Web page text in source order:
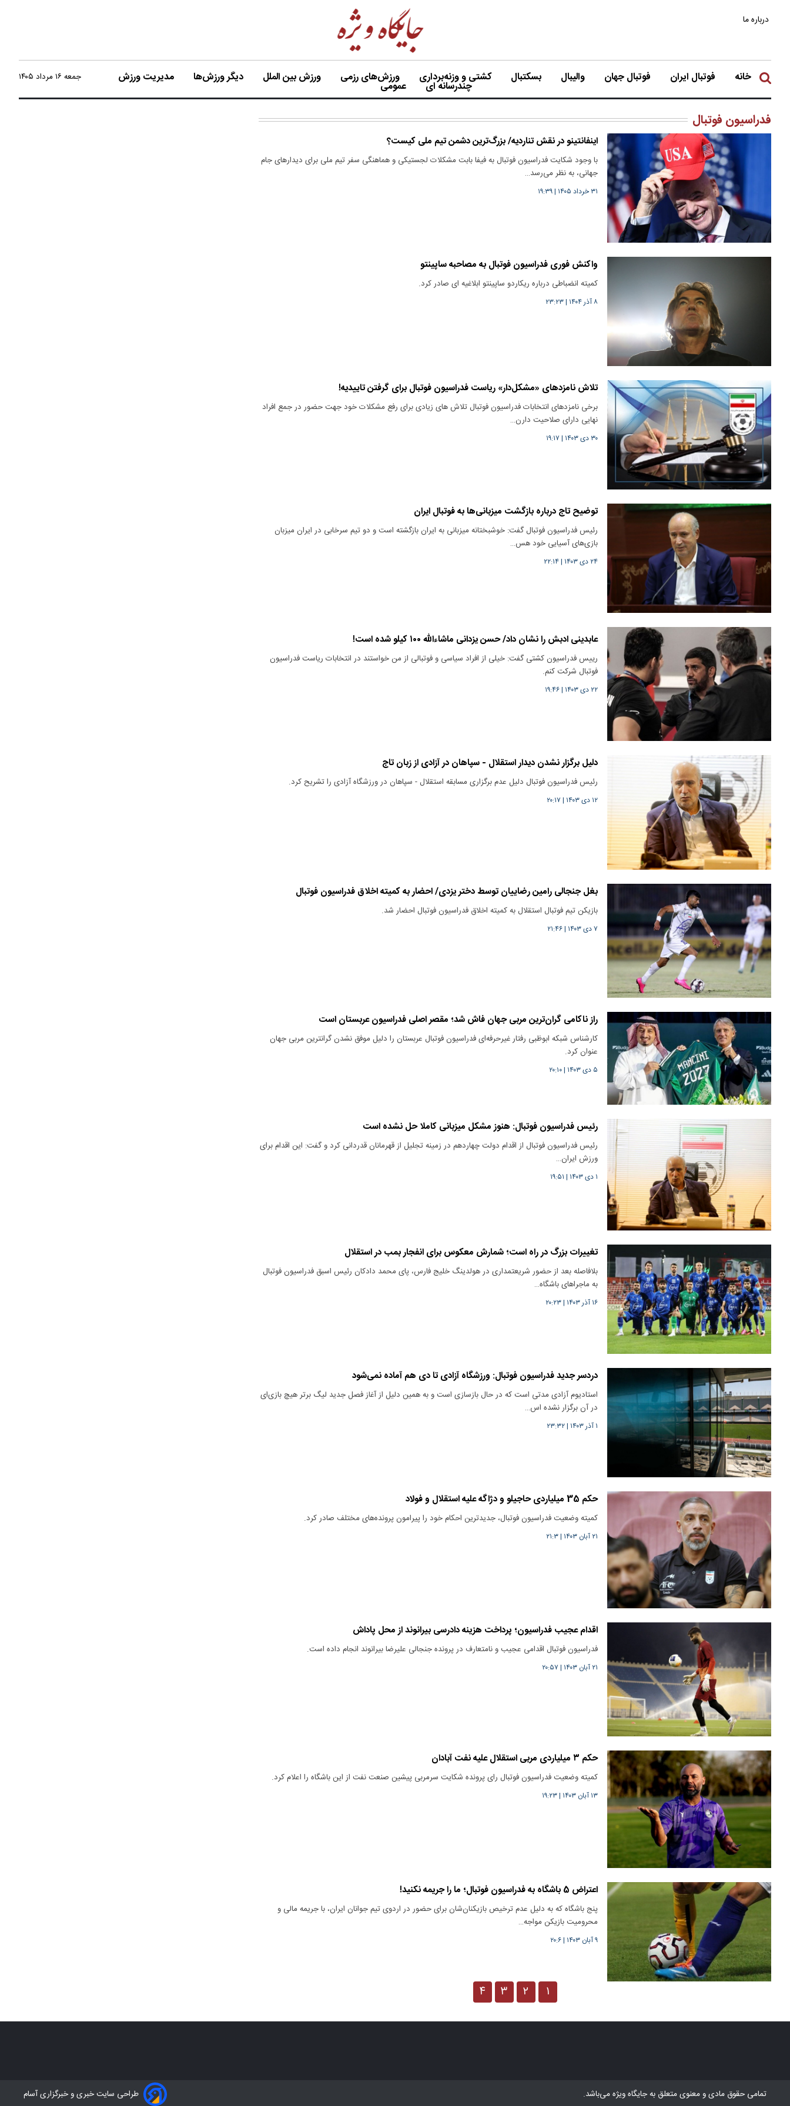
درباره ما
خانه فوتبال ایران فوتبال جهان والیبال بسکتبال کشتی و وزنه‌برداری ورزش‌های رزمی ورزش بین الملل دیگر ورزش‌ها مدیریت ورزش
چندرسانه ای عمومی
جمعه ۱۶ مرداد ۱۴۰۵
فدراسیون فوتبال
اینفانتینو در نقش تناردیه/ بزرگ‌ترین دشمن تیم ملی کیست؟
با وجود شکایت فدراسیون فوتبال به فیفا بابت مشکلات لجستیکی و هماهنگی سفر تیم ملی برای دیدارهای جام
جهانی، به نظر می‌رسد…
۳۱ خرداد ۱۴۰۵ |۱۹:۳۹
واکنش فوری فدراسیون فوتبال به مصاحبه ساپینتو
کمیته انضباطی درباره ریکاردو ساپینتو ابلاغیه ای صادر کرد.
۸ آذر ۱۴۰۴ |۲۳:۲۳
تلاش‌ نامزدهای «مشکل‌دار» ریاست فدراسیون فوتبال برای گرفتن تاییدیه!
برخی نامزدهای انتخابات فدراسیون فوتبال تلاش های زیادی برای رفع مشکلات خود جهت حضور در جمع افراد
نهایی دارای صلاحیت دارن…
۳۰ دی ۱۴۰۳ | ۱۹:۱۷
توضیح تاج درباره بازگشت میزبانی‌ها به فوتبال ایران
رئیس فدراسیون فوتبال گفت: خوشبختانه میزبانی به ایران بازگشته است و دو تیم سرخابی در ایران میزبان
بازی‌های آسیایی خود هس…
۲۴ دی ۱۴۰۳ |۲۲:۱۴
عابدینی ادبش را نشان داد/ حسن یزدانی ماشاءالله ۱۰۰ کیلو شده است!
رییس فدراسیون کشتی گفت: خیلی از افراد سیاسی و فوتبالی از من خواستند در انتخابات ریاست فدراسیون
فوتبال شرکت کنم.
۲۲ دی ۱۴۰۳ |۱۹:۴۶
دلیل برگزار نشدن دیدار استقلال - سپاهان در آزادی از زبان تاج
رئیس فدراسیون فوتبال دلیل عدم برگزاری مسابقه استقلال - سپاهان در ورزشگاه آزادی را تشریح کرد.
۱۲ دی ۱۴۰۳ | ۲۰:۱۷
بغل جنجالی رامین رضاییان توسط دختر یزدی/ احضار به کمیته اخلاق فدراسیون فوتبال
بازیکن تیم فوتبال استقلال به کمیته اخلاق فدراسیون فوتبال احضار شد.
۷ دی ۱۴۰۳ |۲۱:۴۶
راز ناکامی گران‌ترین مربی جهان فاش شد؛ مقصر اصلی فدراسیون عربستان است
کارشناس شبکه ابوظبی رفتار غیرحرفه‌ای فدراسیون فوتبال عربستان را دلیل موفق نشدن گرانترین مربی جهان
عنوان کرد.
۵ دی ۱۴۰۳ |۲۰:۱۰
رئیس فدراسیون فوتبال: هنوز مشکل میزبانی کاملا حل نشده است
رئیس فدراسیون فوتبال از اقدام دولت چهاردهم در زمینه تجلیل از قهرمانان قدردانی کرد و گفت: این اقدام برای
ورزش ایران…
۱ دی ۱۴۰۳ | ۱۹:۵۱
تغییرات بزرگ در راه است؛ شمارش معکوس برای انفجار بمب در استقلال
بلافاصله بعد از حضور شریعتمداری در هولدینگ خلیج فارس، پای محمد دادکان رئیس اسبق فدراسیون فوتبال
به ماجراهای باشگاه…
۱۶ آذر ۱۴۰۳ |۲۰:۲۳
دردسر جدید فدراسیون فوتبال: ورزشگاه آزادی تا دی هم آماده نمی‌شود
استادیوم آزادی مدتی است که در حال بازسازی است و به همین دلیل از آغاز فصل جدید لیگ برتر هیچ بازی‌ای
در آن برگزار نشده اس…
۱ آذر ۱۴۰۳ |۲۳:۳۲
حکم 35 میلیاردی حاجیلو و دژاگه علیه استقلال و فولاد
کمیته وضعیت فدراسیون فوتبال، جدیدترین احکام خود را پیرامون پرونده‌های مختلف صادر کرد.
۲۱ آبان ۱۴۰۳ |۲۱:۳
اقدام عجیب فدراسیون؛ پرداخت هزینه دادرسی بیرانوند از محل پاداش
فدراسیون فوتبال اقدامی عجیب و نامتعارف در پرونده جنجالی علیرضا بیرانوند انجام داده است.
۲۱ آبان ۱۴۰۳ | ۲۰:۵۷
حکم ۳ میلیاردی مربی استقلال علیه نفت آبادان
کمیته وضعیت فدراسیون فوتبال رای پرونده شکایت سرمربی پیشین صنعت نفت از این باشگاه را اعلام کرد.
۱۳ آبان ۱۴۰۳ |۱۹:۲۳
اعتراض 5 باشگاه به فدراسیون فوتبال؛ ما را جریمه نکنید!
پنج باشگاه که به دلیل عدم ترخیص بازیکنان‌شان برای حضور در اردوی تیم جوانان ایران، با جریمه مالی و
محرومیت بازیکن مواجه…
۹ آبان ۱۴۰۳ |۲۰:۶
۱ ۲ ۳ ۴
تمامی حقوق مادی و معنوی متعلق بهجایگاه ویژهمی‌باشد. طراحی سایت خبری و خبرگزاری آسام